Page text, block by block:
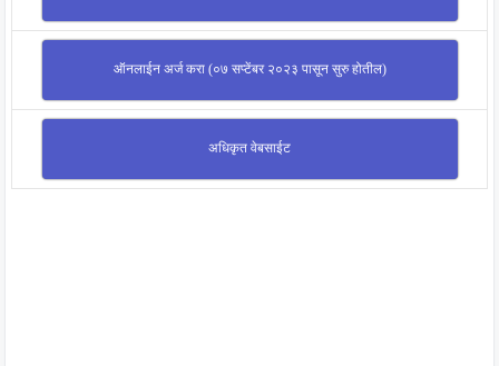
ऑनलाईन अर्ज करा (०७ सप्टेंबर २०२३ पासून सुरु होतील)
अधिकृत वेबसाईट